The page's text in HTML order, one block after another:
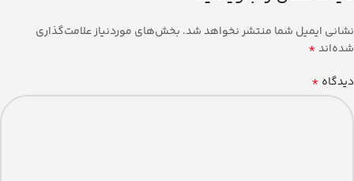
نشانی ایمیل شما منتشر نخواهد شد. بخش‌های موردنیاز علامت‌گذاری
شده‌اند*
دیدگاه *